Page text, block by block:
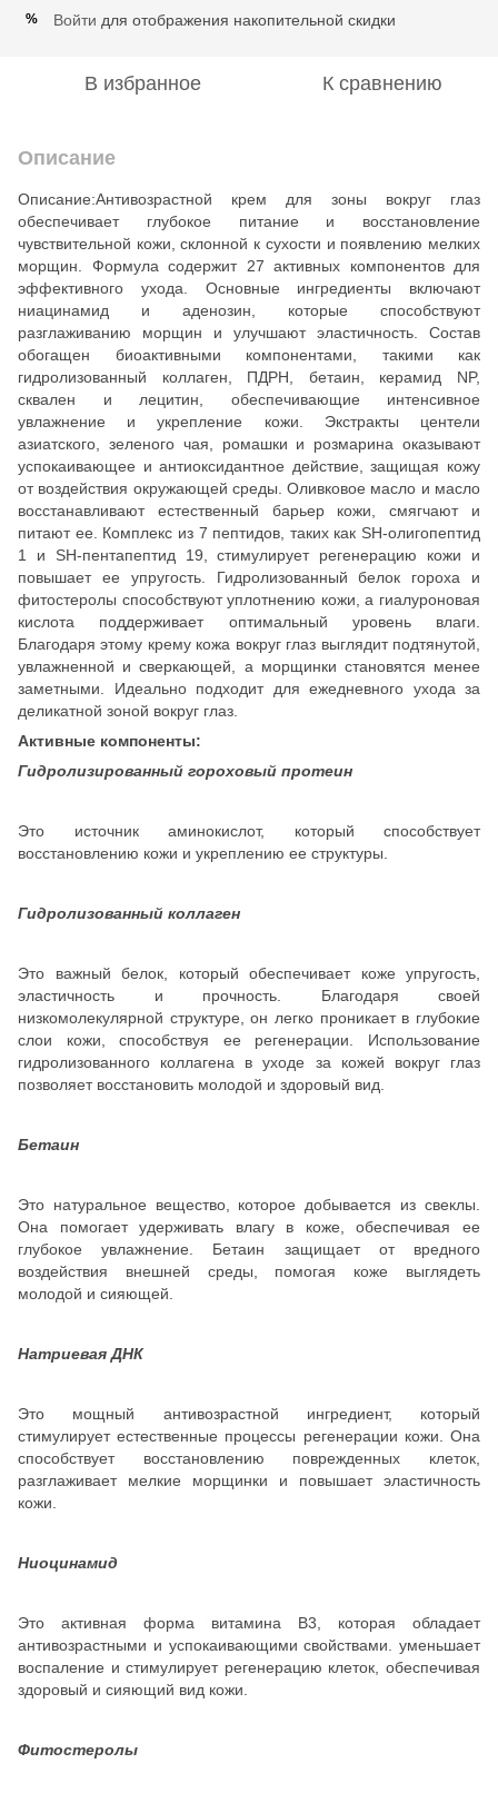
% Войти для отображения накопительной скидки
В избранное К сравнению
Описание
Описание:Антивозрастной крем для зоны вокруг глаз
обеспечивает глубокое питание и восстановление
чувствительной кожи, склонной к сухости и появлению мелких
морщин. Формула содержит 27 активных компонентов для
эффективного ухода. Основные ингредиенты включают
ниацинамид и аденозин, которые способствуют
разглаживанию морщин и улучшают эластичность. Состав
обогащен биоактивными компонентами, такими как
гидролизованный коллаген, ПДРН, бетаин, керамид NP,
сквален и лецитин, обеспечивающие интенсивное
увлажнение и укрепление кожи. Экстракты центели
азиатского, зеленого чая, ромашки и розмарина оказывают
успокаивающее и антиоксидантное действие, защищая кожу
от воздействия окружающей среды. Оливковое масло и масло
восстанавливают естественный барьер кожи, смягчают и
питают ее. Комплекс из 7 пептидов, таких как SH-олигопептид
1 и SH-пентапептид 19, стимулирует регенерацию кожи и
повышает ее упругость. Гидролизованный белок гороха и
фитостеролы способствуют уплотнению кожи, а гиалуроновая
кислота поддерживает оптимальный уровень влаги.
Благодаря этому крему кожа вокруг глаз выглядит подтянутой,
увлажненной и сверкающей, а морщинки становятся менее
заметными. Идеально подходит для ежедневного ухода за
деликатной зоной вокруг глаз.
Активные компоненты:
Гидролизированный гороховый протеин
Это источник аминокислот, который способствует
восстановлению кожи и укреплению ее структуры.
Гидролизованный коллаген
Это важный белок, который обеспечивает коже упругость,
эластичность и прочность. Благодаря своей
низкомолекулярной структуре, он легко проникает в глубокие
слои кожи, способствуя ее регенерации. Использование
гидролизованного коллагена в уходе за кожей вокруг глаз
позволяет восстановить молодой и здоровый вид.
Бетаин
Это натуральное вещество, которое добывается из свеклы.
Она помогает удерживать влагу в коже, обеспечивая ее
глубокое увлажнение. Бетаин защищает от вредного
воздействия внешней среды, помогая коже выглядеть
молодой и сияющей.
Натриевая ДНК
Это мощный антивозрастной ингредиент, который
стимулирует естественные процессы регенерации кожи. Она
способствует восстановлению поврежденных клеток,
разглаживает мелкие морщинки и повышает эластичность
кожи.
Ниоцинамид
Это активная форма витамина B3, которая обладает
антивозрастными и успокаивающими свойствами. уменьшает
воспаление и стимулирует регенерацию клеток, обеспечивая
здоровый и сияющий вид кожи.
Фитостеролы